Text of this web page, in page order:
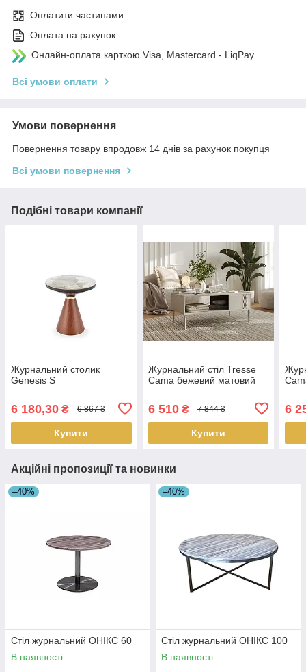
Оплатити частинами
Оплата на рахунок
Онлайн-оплата карткою Visa, Mastercard - LiqPay
Всі умови оплати
Умови повернення
Повернення товару впродовж 14 днів за рахунок покупця
Всі умови повернення
Подібні товари компанії
Журнальний столик
Genesis S
6 180,30 ₴ 6 867 ₴
Купити
Журнальний стіл Tresse
Cama бежевий матовий
6 510₴ 7 844 ₴
Купити
6
Акційні пропозиції та новинки
–40%
Стіл журнальний ОНІКС 60
В наявності
–40%
Стіл журнальний ОНІКС 100
В наявності